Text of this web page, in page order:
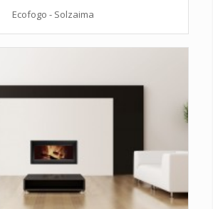
Ecofogo - Solzaima